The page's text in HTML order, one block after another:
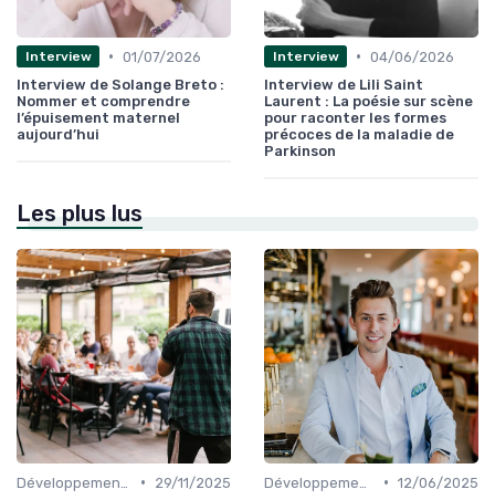
Interview • 01/07/2026
Interview de Solange Breto :
Nommer et comprendre
l’épuisement maternel
aujourd’hui
Interview • 04/06/2026
Interview de Lili Saint
Laurent : La poésie sur scène
pour raconter les formes
précoces de la maladie de
Parkinson
Les plus lus
•
29/11/2025
• 12/06/2025